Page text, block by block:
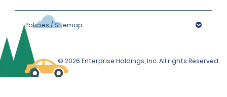
Policies / Sitemap
© 2026 Enterprise Holdings, Inc. All rights Reserved.